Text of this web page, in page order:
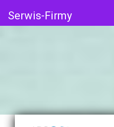
Serwis-Firmy